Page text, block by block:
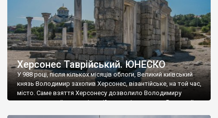
Херсонес Таврійський. ЮНЕСКО
У 988 році, після кількох місяців облоги, Великий київський
князь Володимир захопив Херсонес, візантійське, на той час,
місто. Саме взяття Херсонесу дозволило Володимиру
диктувати свої умови візантійському імператору Василю ІІ, та